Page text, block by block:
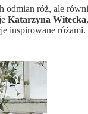
róż, ale
Katarzyna Witecka
inspirowane